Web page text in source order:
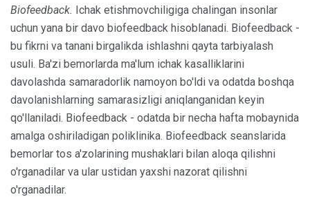
Biofeedback. Ichak etishmovchiligiga chalingan insonlar
uchun yana bir davo biofeedback hisoblanadi. Biofeedback -
bu fikrni va tanani birgalikda ishlashni qayta tarbiyalash
usuli. Ba'zi bemorlarda ma'lum ichak kasalliklarini
davolashda samaradorlik namoyon bo'ldi va odatda boshqa
davolanishlarning samarasizligi aniqlanganidan keyin
qo'llaniladi. Biofeedback - odatda bir necha hafta mobaynida
amalga oshiriladigan poliklinika. Biofeedback seanslarida
bemorlar tos a'zolarining mushaklari bilan aloqa qilishni
o'rganadilar va ular ustidan yaxshi nazorat qilishni
o'rganadilar.